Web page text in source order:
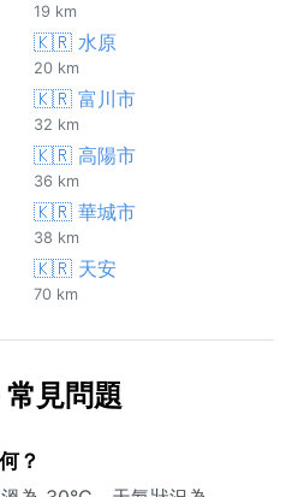
19 km
🇰🇷 水原
20 km
🇰🇷 富川市
32 km
🇰🇷 高陽市
36 km
🇰🇷 華城市
38 km
🇰🇷 天安
70 km
見問題
？